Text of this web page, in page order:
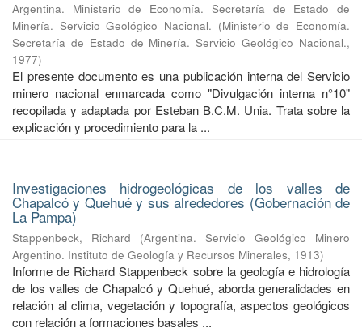
Argentina. Ministerio de Economía. Secretaría de Estado de
Minería. Servicio Geológico Nacional. (Ministerio de Economía.
Secretaría de Estado de Minería. Servicio Geológico Nacional.,
1977)
El presente documento es una publicación interna del Servicio
minero nacional enmarcada como "Divulgación interna n°10"
recopilada y adaptada por Esteban B.C.M. Unia. Trata sobre la
explicación y procedimiento para la ...
Investigaciones hidrogeológicas de los valles de
Chapalcó y Quehué y sus alrededores (Gobernación de
La Pampa)
Stappenbeck, Richard (Argentina. Servicio Geológico Minero
Argentino. Instituto de Geología y Recursos Minerales, 1913)
Informe de Richard Stappenbeck sobre la geología e hidrología
de los valles de Chapalcó y Quehué, aborda generalidades en
relación al clima, vegetación y topografía, aspectos geológicos
con relación a formaciones basales ...